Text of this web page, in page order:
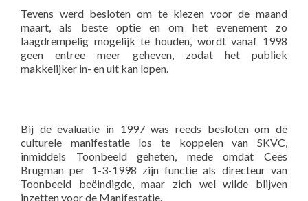
Tevens werd besloten om te kiezen voor de maand
maart, als beste optie en om het evenement zo
laagdrempelig mogelijk te houden, wordt vanaf 1998
geen entree meer geheven, zodat het publiek
makkelijker in- en uit kan lopen.
Bij de evaluatie in 1997 was reeds besloten om de
culturele manifestatie los te koppelen van SKVC,
inmiddels Toonbeeld geheten, mede omdat Cees
Brugman per 1-3-1998 zijn functie als directeur van
Toonbeeld beëindigde, maar zich wel wilde blijven
inzetten voor de Manifestatie.